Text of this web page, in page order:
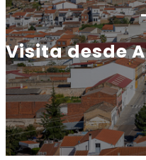
Visita desde